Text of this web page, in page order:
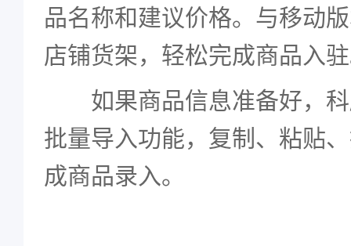
品名称和建议价格。与移动
店铺货架，轻松完成商品入
如果商品信息准备好，科
批量导入功能，复制、粘贴
成商品录入。